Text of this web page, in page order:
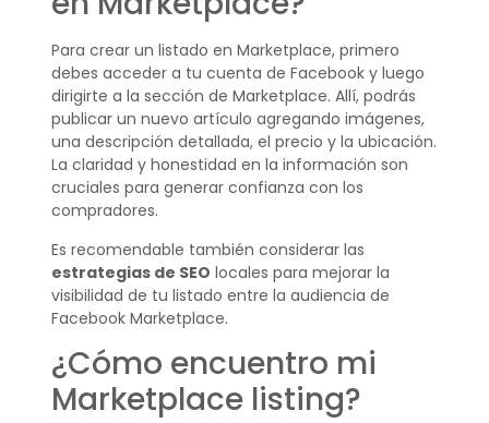
Para crear un listado en Marketplace, primero
debes acceder a tu cuenta de Facebook y luego
dirigirte a la sección de Marketplace. Allí, podrás
publicar un nuevo artículo agregando imágenes,
una descripción detallada, el precio y la ubicación.
La claridad y honestidad en la información son
cruciales para generar confianza con los
compradores.
Es recomendable también considerar las
estrategias de SEO locales para mejorar la
visibilidad de tu listado entre la audiencia de
Facebook Marketplace.
¿Cómo encuentro mi
Marketplace listing?